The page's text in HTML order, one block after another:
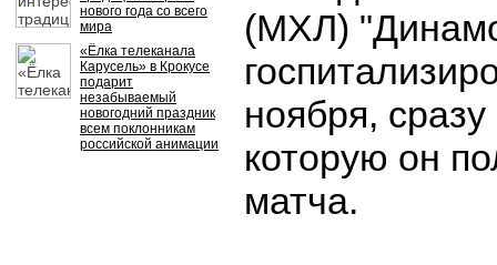
нового года со всего
мира
«Ёлка телеканала
Карусель» в Крокусе
подарит
незабываемый
новогодний праздник
всем поклонникам
российской анимации
(МХЛ)
ноября,
которую он
матча.